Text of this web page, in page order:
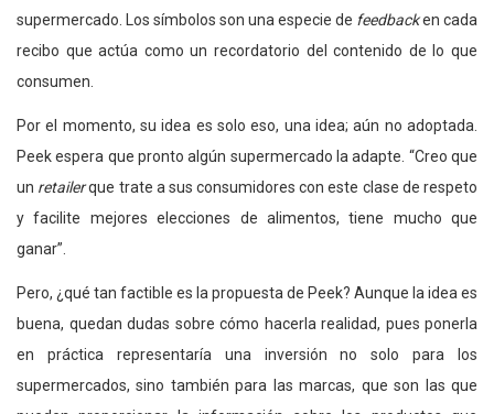
supermercado. Los símbolos son una especie de feedbacken cada
recibo que actúa como un recordatorio del contenido de lo que
consumen.
Por el momento, su idea es solo eso, una idea; aún no adoptada.
Peek espera que pronto algún supermercado la adapte. “Creo que
un retailerque trate a sus consumidores con este clase de respeto
y facilite mejores elecciones de alimentos, tiene mucho que
ganar”.
Pero, ¿qué tan factible es la propuesta de Peek? Aunque la idea es
buena, quedan dudas sobre cómo hacerla realidad, pues ponerla
en práctica representaría una inversión no solo para los
supermercados, sino también para las marcas, que son las que